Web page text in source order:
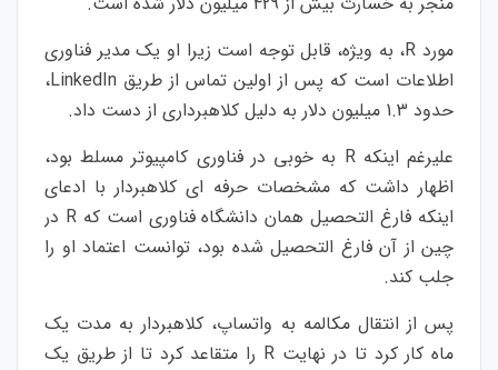
مورد R، به ویژه، قابل توجه است زیرا او یک مدیر فناوری
اطلاعات است که پس از اولین تماس از طریق LinkedIn،
حدود 1.3 میلیون دلار به دلیل کلاهبرداری از دست داد.
علیرغم اینکه R به خوبی در فناوری کامپیوتر مسلط بود،
اظهار داشت که مشخصات حرفه ای کلاهبردار با ادعای
اینکه فارغ التحصیل همان دانشگاه فناوری است که R در
چین از آن فارغ التحصیل شده بود، توانست اعتماد او را
جلب کند.
پس از انتقال مکالمه به واتساپ، کلاهبردار به مدت یک
ماه کار کرد تا در نهایت R را متقاعد کرد تا از طریق یک